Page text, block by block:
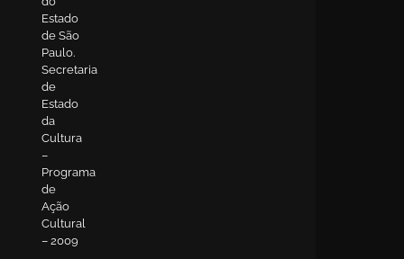
Estado
de São
Paulo.
Secretaria
de
Estado
da
Cultura
–
Programa
de
Ação
Cultural
– 2009